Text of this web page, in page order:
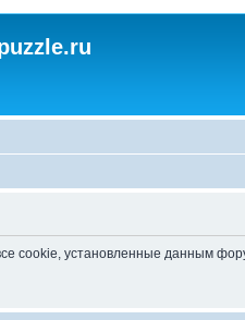
cookie, установленные данным